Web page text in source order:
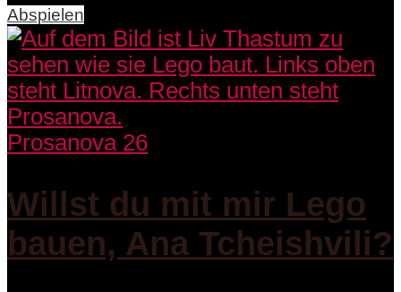
Abspielen
Prosanova 26
Willst du mit mir Lego
bauen, Ana Tcheishvili?